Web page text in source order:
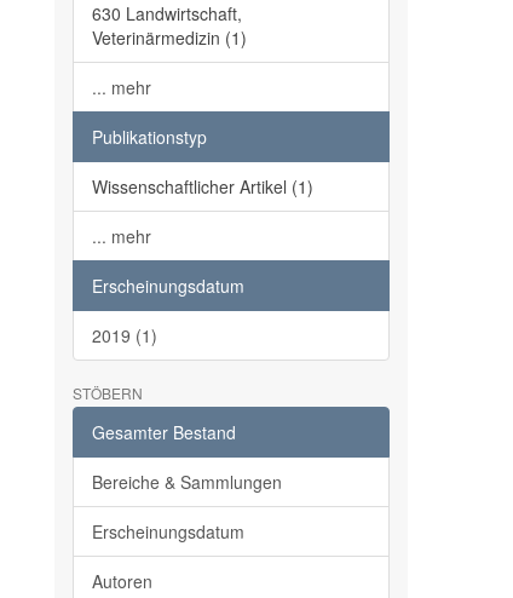
630 Landwirtschaft,
Veterinärmedizin (1)
... mehr
Publikationstyp
Wissenschaftlicher Artikel (1)
... mehr
Erscheinungsdatum
2019 (1)
STÖBERN
Gesamter Bestand
Bereiche & Sammlungen
Erscheinungsdatum
Autoren